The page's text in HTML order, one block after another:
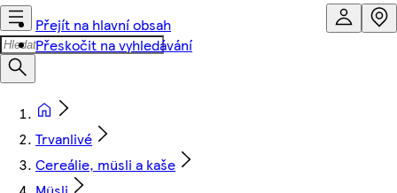
Přejít na hlavní obsah
Přeskočit na vyhledávání
Trvanlivé
Cereálie, müsli a kaše